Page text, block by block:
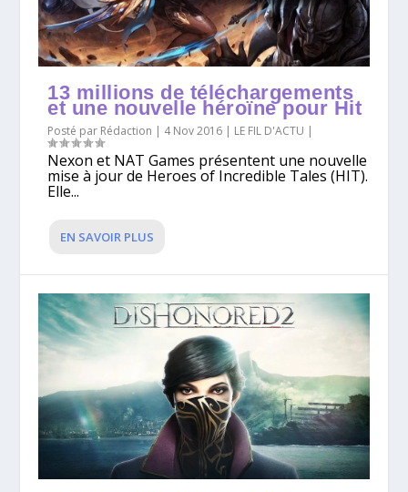
13 millions de téléchargements
et une nouvelle héroïne pour Hit
Posté par Rédaction | 4 Nov 2016 | LE FIL D'ACTU |
Nexon et NAT Games présentent une nouvelle
mise à jour de Heroes of Incredible Tales (HIT).
Elle...
EN SAVOIR PLUS